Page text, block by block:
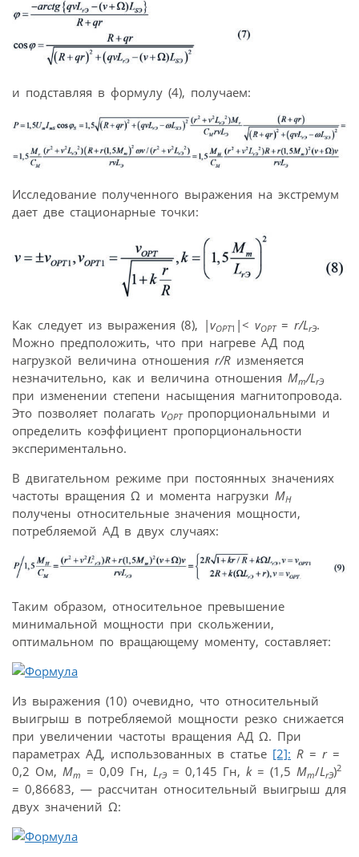
и подставляя в формулу (4), получаем:
Исследование полученного выражения на экстремум
дает две стационарные точки:
Как следует из выражения (8), |vОРТ1 |< vOPT= r/L rЭ.
Можно предположить, что при нагреве АД под
нагрузкой величина отношения r/R изменяется
незначительно, как и величина отношения Mm/L rЭ
при изменении степени насыщения магнитопровода.
Это позволяет полагать vОРТпропорциональными и
определить коэффициент пропорциональности
экспериментально.
В двигательном режиме при постоянных значениях
частоты вращения Ω и момента нагрузки MН
получены относительные значения мощности,
потребляемой АД в двух случаях:
Таким образом, относительное превышение
минимальной мощности при скольжении,
оптимальном по вращающему моменту, составляет:
Из выражения (10) очевидно, что относительный
выигрыш в потребляемой мощности резко снижается
при увеличении частоты вращения АД Ω. При
параметрах АД, использованных в статье [2]: R = r=
0,2 Ом, Mm = 0,09 Гн, LrЭ = 0,145 Гн, k= (1,5 Mm/LrЭ)2
= 0,86683, — рассчитан относительный выигрыш для
двух значений Ω: